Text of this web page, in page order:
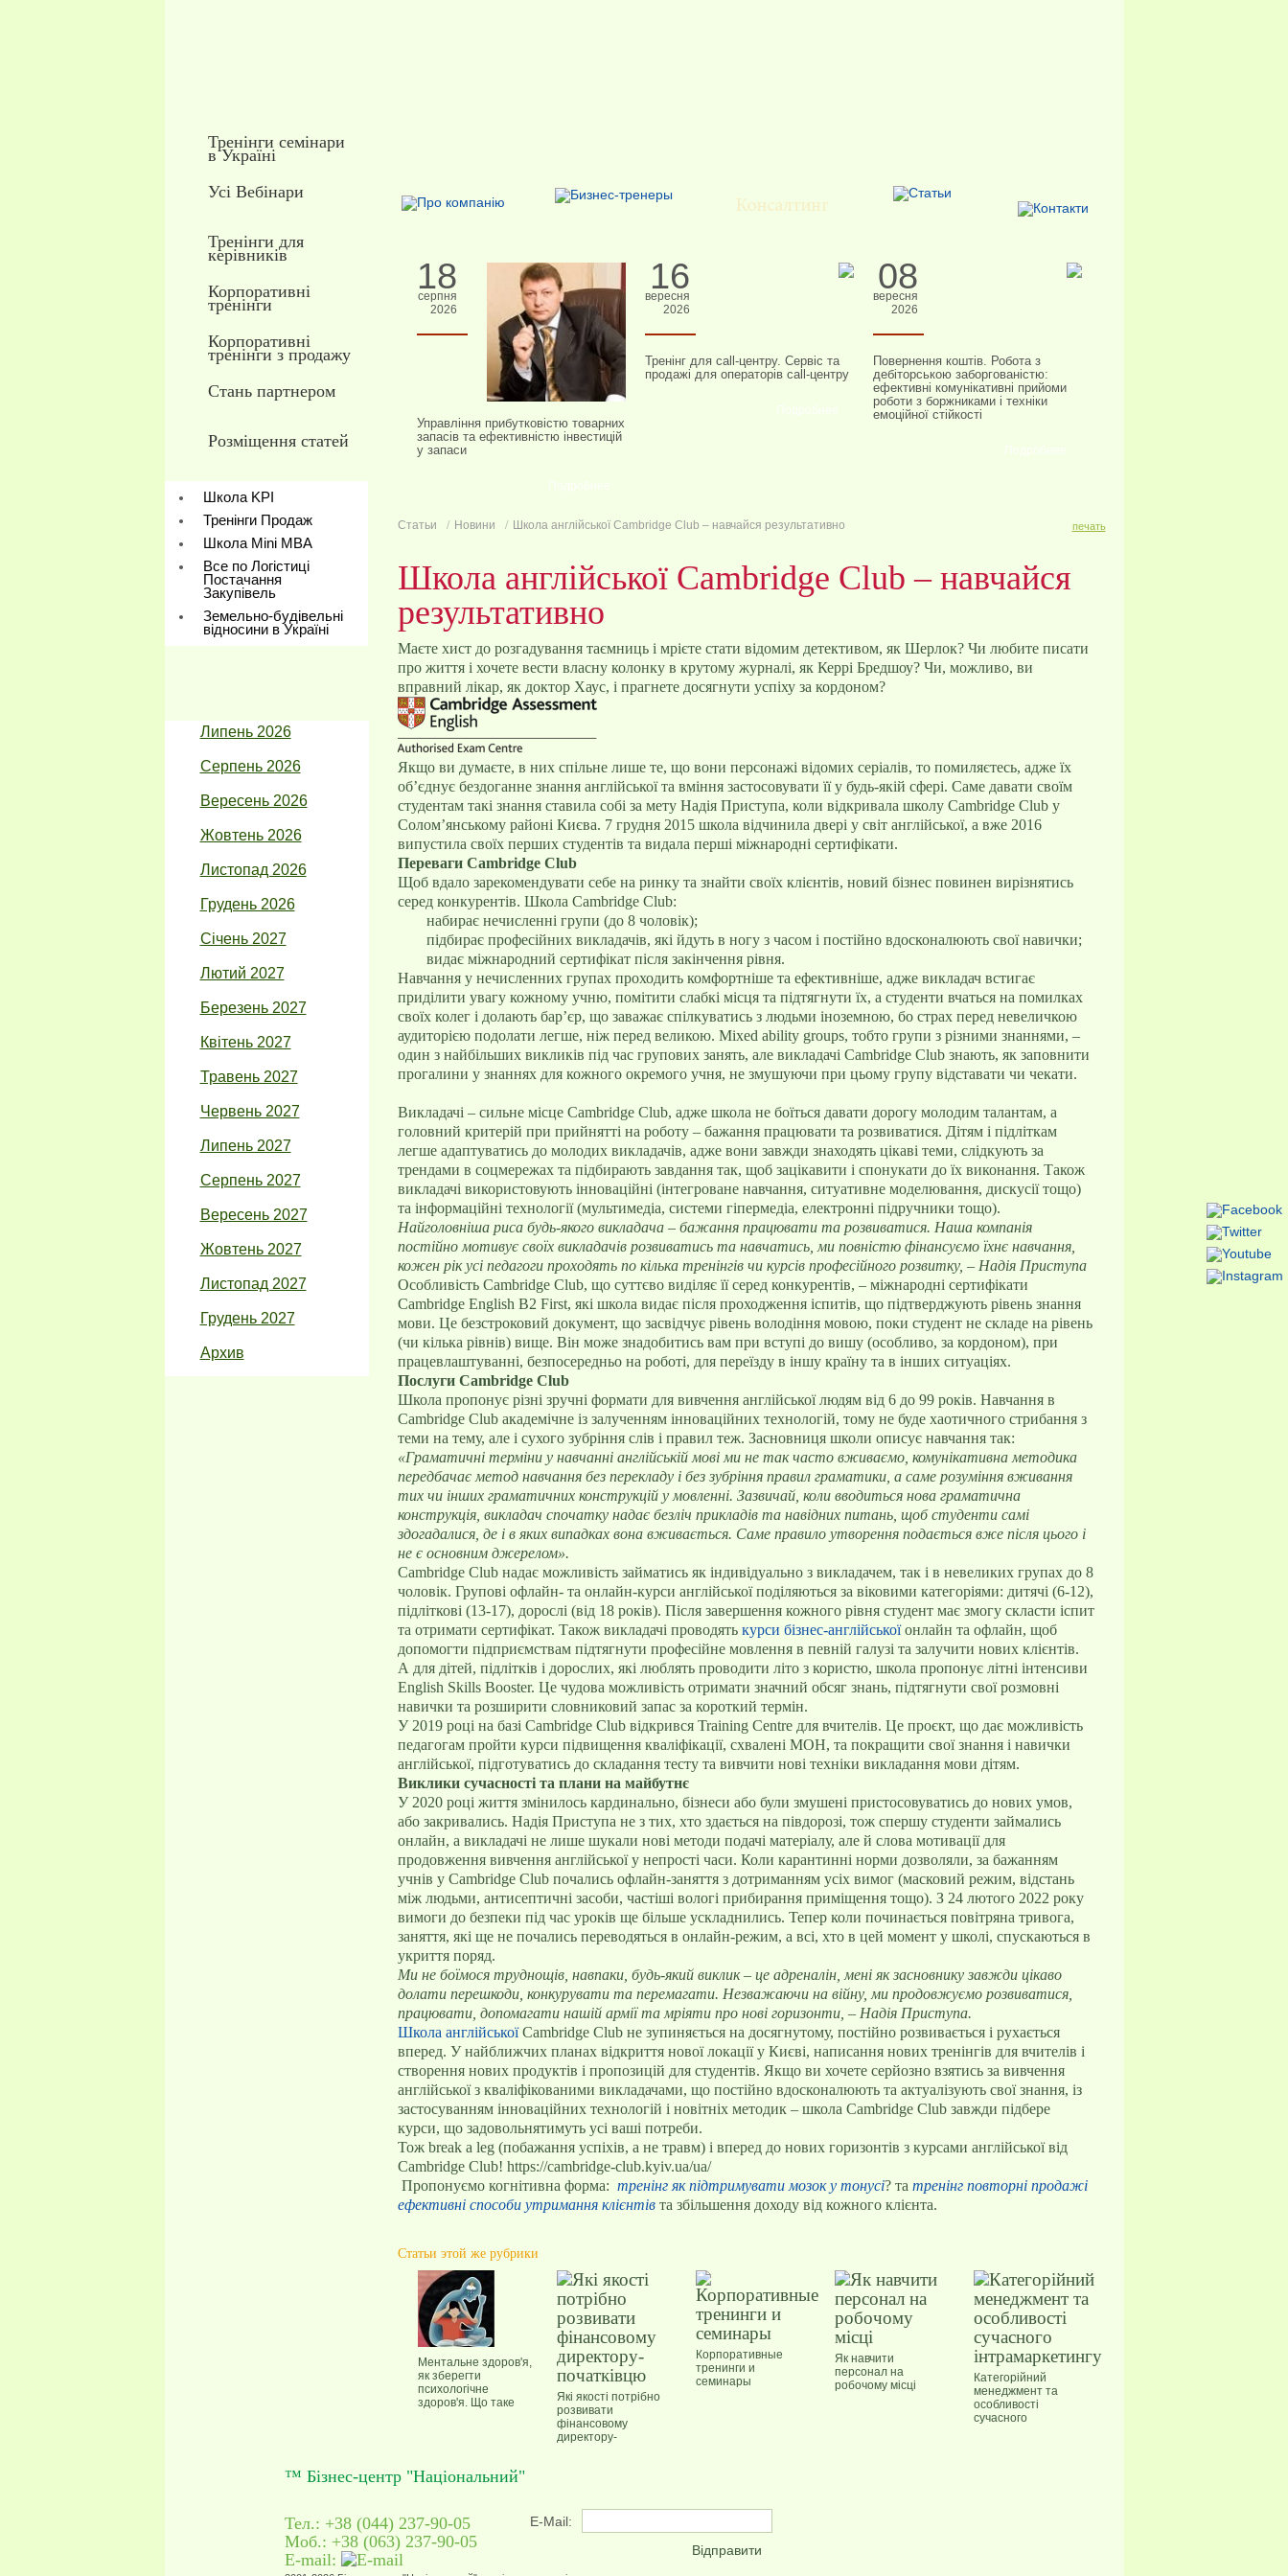
Тренінги семінари
в Україні
Усі Вебінари
Тренінги для
керівників
Корпоративні
тренінги
Корпоративні
тренінги з продажу
Стань партнером
Розміщення статей
Школа KPI
Тренінги Продаж
Школа Mini МBA
Все по Логістиці
Постачання
Закупівель
Земельно-будівельні
відносини в Україні
Липень 2026
Серпень 2026
Вересень 2026
Жовтень 2026
Листопад 2026
Грудень 2026
Січень 2027
Лютий 2027
Березень 2027
Квітень 2027
Травень 2027
Червень 2027
Липень 2027
Серпень 2027
Вересень 2027
Жовтень 2027
Листопад 2027
Грудень 2027
Архив
18
серпня
2026
Управління прибутковістю товарних
запасів та ефективністю інвестицій
у запаси
Подробнее
16
вересня
2026
Тренінг для call-центру. Сервіс та
продажі для операторів call-центру
Подробнее
08
вересня
2026
Повернення коштів. Робота з
дебіторською заборгованістю:
ефективні комунікативні прийоми
роботи з боржниками і техніки
емоційної стійкості
Подробнее
печать
Статьи Новини Школа англійської Cambridge Club – навчайся результативно
Школа англійської Cambridge Club – навчайся
результативно
Маєте хист до розгадування таємниць і мрієте стати відомим детективом, як Шерлок? Чи любите писати
про життя і хочете вести власну колонку в крутому журналі, як Керрі Бредшоу? Чи, можливо, ви
вправний лікар, як доктор Хаус, і прагнете досягнути успіху за кордоном?
Якщо ви думаєте, в них спільне лише те, що вони персонажі відомих серіалів, то помиляєтесь, адже їх
об’єднує бездоганне знання англійської та вміння застосовувати її у будь-якій сфері. Саме давати своїм
студентам такі знання ставила собі за мету Надія Приступа, коли відкривала школу Cambridge Club у
Солом’янському районі Києва. 7 грудня 2015 школа відчинила двері у світ англійської, а вже 2016
випустила своїх перших студентів та видала перші міжнародні сертифікати.
Переваги Cambridge Club
Щоб вдало зарекомендувати себе на ринку та знайти своїх клієнтів, новий бізнес повинен вирізнятись
серед конкурентів. Школа Cambridge Club:
набирає нечисленні групи (до 8 чоловік);
підбирає професійних викладачів, які йдуть в ногу з часом і постійно вдосконалюють свої навички;
видає міжнародний сертифікат після закінчення рівня.
Навчання у нечисленних групах проходить комфортніше та ефективніше, адже викладач встигає
приділити увагу кожному учню, помітити слабкі місця та підтягнути їх, а студенти вчаться на помилках
своїх колег і долають бар’єр, що заважає спілкуватись з людьми іноземною, бо страх перед невеличкою
аудиторією подолати легше, ніж перед великою. Мixed ability groups, тобто групи з різними знаннями, –
один з найбільших викликів під час групових занять, але викладачі Cambridge Club знають, як заповнити
прогалини у знаннях для кожного окремого учня, не змушуючи при цьому групу відставати чи чекати.
Викладачі – сильне місце Cambridge Club, адже школа не боїться давати дорогу молодим талантам, а
головний критерій при прийнятті на роботу – бажання працювати та розвиватися. Дітям і підліткам
легше адаптуватись до молодих викладачів, адже вони завжди знаходять цікаві теми, слідкують за
трендами в соцмережах та підбирають завдання так, щоб зацікавити і спонукати до їх виконання. Також
викладачі використовують інноваційні (інтегроване навчання, ситуативне моделювання, дискусії тощо)
та інформаційні технології (мультимедіа, системи гіпермедіа, електронні підручники тощо).
Найголовніша риса будь-якого викладача – бажання працювати та розвиватися. Наша компанія
постійно мотивує своїх викладачів розвиватись та навчатись, ми повністю фінансуємо їхнє навчання,
кожен рік усі педагоги проходять по кілька тренінгів чи курсів професійного розвитку, – Надія Приступа
Особливість Cambridge Club, що суттєво виділяє її серед конкурентів, – міжнародні сертифікати
Cambridge English B2 First, які школа видає після проходження іспитів, що підтверджують рівень знання
мови. Це безстроковий документ, що засвідчує рівень володіння мовою, поки студент не складе на рівень
(чи кілька рівнів) вище. Він може знадобитись вам при вступі до вишу (особливо, за кордоном), при
працевлаштуванні, безпосередньо на роботі, для переїзду в іншу країну та в інших ситуаціях.
Послуги Cambridge Club
Школа пропонує різні зручні формати для вивчення англійської людям від 6 до 99 років. Навчання в
Cambridge Club академічне із залученням інноваційних технологій, тому не буде хаотичного стрибання з
теми на тему, але і сухого зубріння слів і правил теж. Засновниця школи описує навчання так:
«Граматичні терміни у навчанні англійській мові ми не так часто вживаємо, комунікативна методика
передбачає метод навчання без перекладу і без зубріння правил граматики, а саме розуміння вживання
тих чи інших граматичних конструкцій у мовленні. Зазвичай, коли вводиться нова граматична
конструкція, викладач спочатку надає безліч прикладів та навідних питань, щоб студенти самі
здогадалися, де і в яких випадках вона вживається. Саме правило утворення подається вже після цього і
не є основним джерелом».
Cambridge Club надає можливість займатись як індивідуально з викладачем, так і в невеликих групах до 8
чоловік. Групові офлайн- та онлайн-курси англійської поділяються за віковими категоріями: дитячі (6-12),
підліткові (13-17), дорослі (від 18 років). Після завершення кожного рівня студент має змогу скласти іспит
та отримати сертифікат. Також викладачі проводять курси бізнес-англійськоїонлайн та офлайн, щоб
допомогти підприємствам підтягнути професійне мовлення в певній галузі та залучити нових клієнтів.
А для дітей, підлітків і дорослих, які люблять проводити літо з користю, школа пропонує літні інтенсиви
English Skills Booster. Це чудова можливість отримати значний обсяг знань, підтягнути свої розмовні
навички та розширити словниковий запас за короткий термін.
У 2019 році на базі Cambridge Club відкрився Training Centre для вчителів. Це проєкт, що дає можливість
педагогам пройти курси підвищення кваліфікації, схвалені МОН, та покращити свої знання і навички
англійської, підготуватись до складання тесту та вивчити нові техніки викладання мови дітям.
Виклики сучасності та плани на майбутнє
У 2020 році життя змінилось кардинально, бізнеси або були змушені пристосовуватись до нових умов,
або закривались. Надія Приступа не з тих, хто здається на півдорозі, тож спершу студенти займались
онлайн, а викладачі не лише шукали нові методи подачі матеріалу, але й слова мотивації для
продовження вивчення англійської у непрості часи. Коли карантинні норми дозволяли, за бажанням
учнів у Cambridge Club почались офлайн-заняття з дотриманням усіх вимог (масковий режим, відстань
між людьми, антисептичні засоби, частіші вологі прибирання приміщення тощо). З 24 лютого 2022 року
вимоги до безпеки під час уроків ще більше ускладнились. Тепер коли починається повітряна тривога,
заняття, які ще не почались переводяться в онлайн-режим, а всі, хто в цей момент у школі, спускаються в
укриття поряд.
Ми не боїмося труднощів, навпаки, будь-який виклик – це адреналін, мені як засновнику завжди цікаво
долати перешкоди, конкурувати та перемагати. Незважаючи на війну, ми продовжуємо розвиватися,
працювати, допомагати нашій армії та мріяти про нові горизонти, – Надія Приступа.
Школа англійськоїCambridge Club не зупиняється на досягнутому, постійно розвивається і рухається
вперед. У найближчих планах відкриття нової локації у Києві, написання нових тренінгів для вчителів і
створення нових продуктів і пропозицій для студентів. Якщо ви хочете серйозно взятись за вивчення
англійської з кваліфікованими викладачами, що постійно вдосконалюють та актуалізують свої знання, із
застосуванням інноваційних технологій і новітніх методик – школа Cambridge Club завжди підбере
курси, що задовольнятимуть усі ваші потреби.
Тож break a leg (побажання успіхів, а не травм) і вперед до нових горизонтів з курсами англійської від
Cambridge Club! https://cambridge-club.kyiv.ua/ua/
Пропонуємо когнітивна форма: тренінг як підтримувати мозок у тонусі? та тренінг повторні продажі
ефективні способи утримання клієнтівта збільшення доходу від кожного клієнта.
Статьи этой же рубрики
Ментальне здоров'я,
як зберегти
психологічне
здоров'я. Що таке
Які якості потрібно
розвивати
фінансовому
директору-
Корпоративные
тренинги и
семинары
Як навчити
персонал на
робочому місці
Категорійний
менеджмент та
особливості
сучасного
™ Бізнес-центр "Національний"
Тел.: +38 (044) 237-90-05
Моб.: +38 (063) 237-90-05
E-mail:
E-Mail: